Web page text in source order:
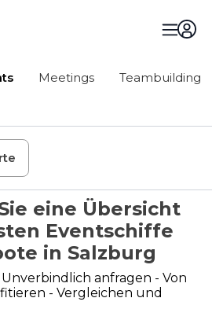
Meetings Teambuilding
eine Übersicht
Eventschiffe
in Salzburg
anfragen - Von
- Vergleichen und